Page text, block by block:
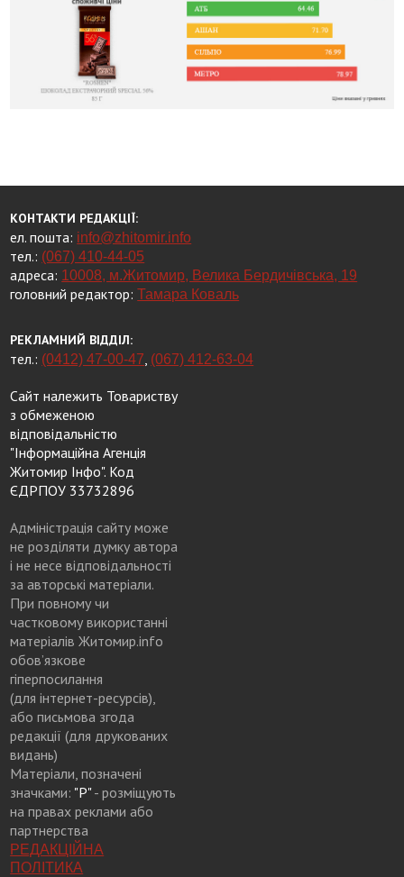
КОНТАКТИ РЕДАКЦІЇ:
ел. пошта: info@zhitomir.info
тел.: (067) 410-44-05
адреса: 10008, м.Житомир, Велика Бердичівська, 19
головний редактор:Тамара Коваль
РЕКЛАМНИЙ ВІДДІЛ:
тел.: (0412) 47-00-47, (067) 412-63-04
Сайт належить Товариству
з обмеженою
відповідальністю
"Інформаційна Агенція
Житомир Інфо". Код
ЄДРПОУ 33732896
Адміністрація сайту може
не розділяти думку автора
і не несе відповідальності
за авторські матеріали.
При повному чи
частковому використанні
матеріалів Житомир.info
обов’язкове
гіперпосилання
(для інтернет-ресурсів),
або письмова згода
редакції (для друкованих
видань)
Матеріали, позначені
значками: "Р"- розміщують
на правах реклами або
партнерства
РЕДАКЦІЙНА
ПОЛІТИКА